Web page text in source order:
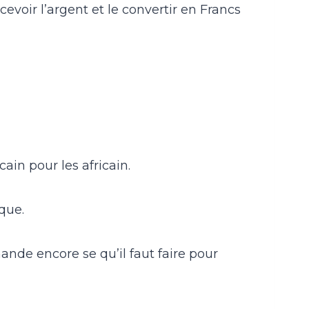
l’argent et le convertir en Francs
pour les africain.
encore se qu’il faut faire pour